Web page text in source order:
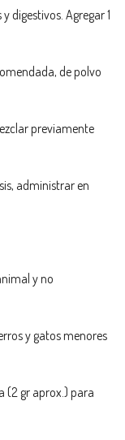
digestivos. Agregar 1
de polvo
previamente
administrar en
y no
y gatos menores
(2 gr aprox.) para